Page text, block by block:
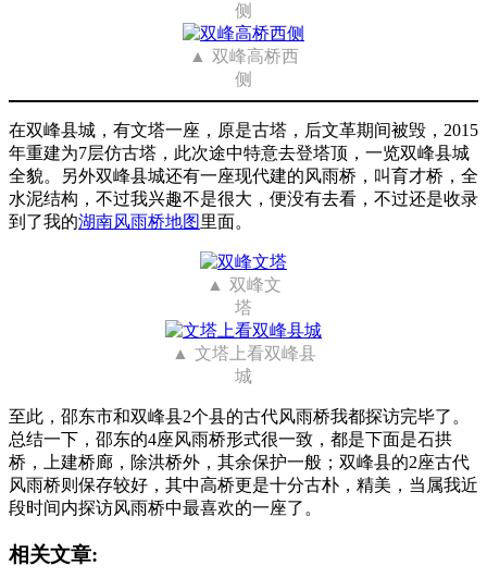
侧
双峰高桥西
侧
在双峰县城，有文塔一座，原是古塔，后文革期间被毁，2015
年重建为7层仿古塔，此次途中特意去登塔顶，一览双峰县城
全貌。另外双峰县城还有一座现代建的风雨桥，叫育才桥，全
水泥结构，不过我兴趣不是很大，便没有去看，不过还是收录
到了我的湖南风雨桥地图里面。
双峰文
塔
文塔上看双峰县
城
至此，邵东市和双峰县2个县的古代风雨桥我都探访完毕了。
总结一下，邵东的4座风雨桥形式很一致，都是下面是石拱
桥，上建桥廊，除洪桥外，其余保护一般；双峰县的2座古代
风雨桥则保存较好，其中高桥更是十分古朴，精美，当属我近
段时间内探访风雨桥中最喜欢的一座了。
相关文章: